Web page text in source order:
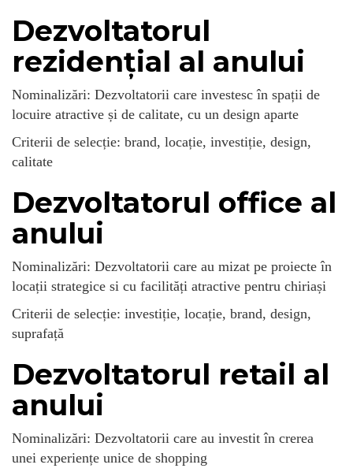
Dezvoltatorul
rezidențial al anului
Nominalizări: Dezvoltatorii care investesc în spații de
locuire atractive și de calitate, cu un design aparte
Criterii de selecție: brand, locație, investiție, design,
calitate
Dezvoltatorul office al
anului
Nominalizări: Dezvoltatorii care au mizat pe proiecte în
locații strategice si cu facilități atractive pentru chiriași
Criterii de selecție: investiție, locație, brand, design,
suprafață
Dezvoltatorul retail al
anului
Nominalizări: Dezvoltatorii care au investit în crerea
unei experiențe unice de shopping